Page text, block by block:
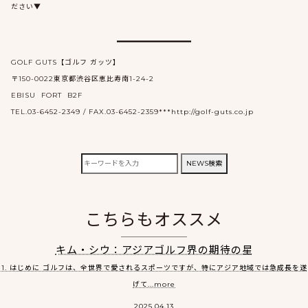
ださい▼
GOLF GUTS【ゴルフ ガッツ】
〒150-0022東京都渋谷区恵比寿南1-24-2
EBISU FORT B2F
TEL.03-6452-2349 / FAX.03-6452-2359***http://golf-guts.co.jp
検
索:
NEWS検索
こちらもオススメ
キム・シウ：アジアゴルフ界の期待の星
1. はじめに ゴルフは、全世界で愛されるスポーツですが、特にアジア地域では急成長を遂
げて...more
2025.04.13